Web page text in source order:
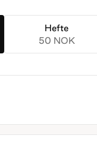
Hefte
50 NOK